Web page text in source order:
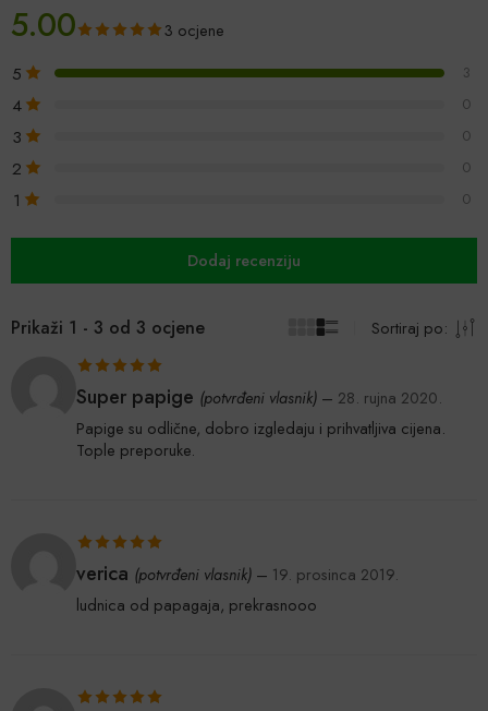
5.00 3 ocjene
5 3
4 0
3 0
2 0
1 0
Dodaj recenziju
Prikaži 1 - 3 od 3 ocjene Sortiraj po:
Ocijenjeno5
od 5
Super papige (potvrđeni vlasnik) – 28. rujna 2020.
Papige su odlične, dobro izgledaju i prihvatljiva cijena.
Tople preporuke.
Ocijenjeno5
od 5
verica (potvrđeni vlasnik) – 19. prosinca 2019.
ludnica od papagaja, prekrasnooo